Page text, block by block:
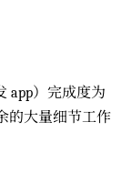
app）完成度为
的大量细节工作